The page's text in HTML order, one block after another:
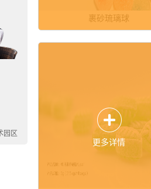
裹砂琉璃球
更多详情
园区